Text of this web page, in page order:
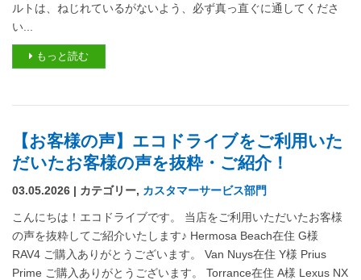
ルトは、ねじれているがないよう、必ず真っ直ぐに通してくださ
い...
もっと読む
【お客様の声】エコドライブをご利用いた
だいたお客様の声を抜粋・ご紹介！
03.05.2026 | カテゴリー, カスタマーサービス部門
こんにちは！エコドライブです。 当店をご利用いただいたお客様
の声を抜粋してご紹介いたします♪ Hermosa Beach在住 G様
RAV4 ご購入ありがとうございます。 Van Nuys在住 Y様 Prius
Prime ご購入ありがとうございます。 Torrance在住 A様 Lexus NX